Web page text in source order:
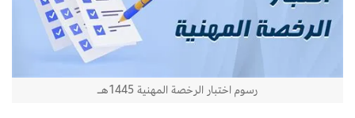
رسوم اختبار الرخصة المهنية 1445هـ